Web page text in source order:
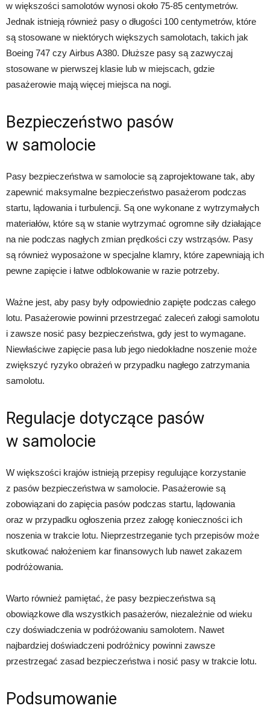
w większości samolotów wynosi około 75-85 centymetrów.
Jednak istnieją również pasy o długości 100 centymetrów, które
są stosowane w niektórych większych samolotach, takich jak
Boeing 747 czy Airbus A380. Dłuższe pasy są zazwyczaj
stosowane w pierwszej klasie lub w miejscach, gdzie
pasażerowie mają więcej miejsca na nogi.
Bezpieczeństwo pasów
w samolocie
Pasy bezpieczeństwa w samolocie są zaprojektowane tak, aby
zapewnić maksymalne bezpieczeństwo pasażerom podczas
startu, lądowania i turbulencji. Są one wykonane z wytrzymałych
materiałów, które są w stanie wytrzymać ogromne siły działające
na nie podczas nagłych zmian prędkości czy wstrząsów. Pasy
są również wyposażone w specjalne klamry, które zapewniają ich
pewne zapięcie i łatwe odblokowanie w razie potrzeby.
Ważne jest, aby pasy były odpowiednio zapięte podczas całego
lotu. Pasażerowie powinni przestrzegać zaleceń załogi samolotu
i zawsze nosić pasy bezpieczeństwa, gdy jest to wymagane.
Niewłaściwe zapięcie pasa lub jego niedokładne noszenie może
zwiększyć ryzyko obrażeń w przypadku nagłego zatrzymania
samolotu.
Regulacje dotyczące pasów
w samolocie
W większości krajów istnieją przepisy regulujące korzystanie
z pasów bezpieczeństwa w samolocie. Pasażerowie są
zobowiązani do zapięcia pasów podczas startu, lądowania
oraz w przypadku ogłoszenia przez załogę konieczności ich
noszenia w trakcie lotu. Nieprzestrzeganie tych przepisów może
skutkować nałożeniem kar finansowych lub nawet zakazem
podróżowania.
Warto również pamiętać, że pasy bezpieczeństwa są
obowiązkowe dla wszystkich pasażerów, niezależnie od wieku
czy doświadczenia w podróżowaniu samolotem. Nawet
najbardziej doświadczeni podróżnicy powinni zawsze
przestrzegać zasad bezpieczeństwa i nosić pasy w trakcie lotu.
Podsumowanie